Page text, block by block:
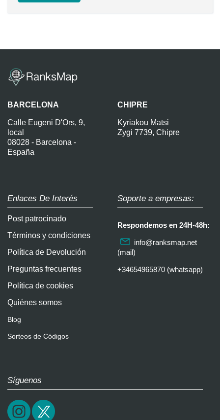
BARCELONA
Calle Eugeni D'Ors, 9,
local
08028 - Barcelona -
España
CHIPRE
Kyriakou Matsi
Zygi 7739, Chipre
Enlaces De Interés
Post patrocinado
Términos y condiciones
Política de Devolución
Preguntas frecuentes
Política de cookies
Quiénes somos
Blog
Sorteos de Códigos
Soporte a empresas:
Respondemos en 24H-48h:
info@ranksmap.net
(mail)
+34654965870 (whatsapp)
Síguenos